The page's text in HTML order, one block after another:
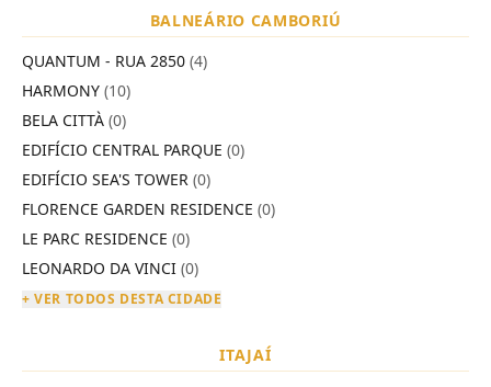
BALNEÁRIO CAMBORIÚ
QUANTUM - RUA 2850 (4)
HARMONY (10)
BELA CITTÀ (0)
EDIFÍCIO CENTRAL PARQUE (0)
EDIFÍCIO SEA'S TOWER (0)
FLORENCE GARDEN RESIDENCE (0)
LE PARC RESIDENCE (0)
LEONARDO DA VINCI (0)
+ VER TODOS DESTA CIDADE
ITAJAÍ